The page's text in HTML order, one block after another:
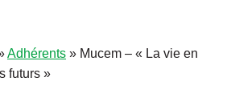
Adhérents » Mucem – « La vie en
futurs »